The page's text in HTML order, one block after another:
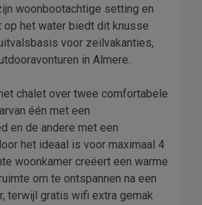
woonbootachtige setting en
op het water biedt dit knusse
voor zeilvakanties,
in Almere.
chalet over twee comfortabele
één met een
en de andere met een
het ideaal is voor maximaal 4
woonkamer creëert een warme
om te ontspannen na een
terwijl gratis wifi extra gemak